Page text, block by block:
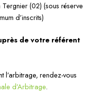
(02) (sous réserve
d’inscrits)
de votre référent
l’arbitrage, rendez-vous
d’Arbitrage.